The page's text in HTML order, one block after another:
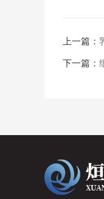
上一篇：
下一篇：